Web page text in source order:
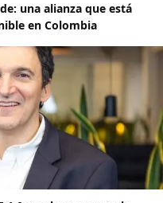
una alianza que está
en Colombia